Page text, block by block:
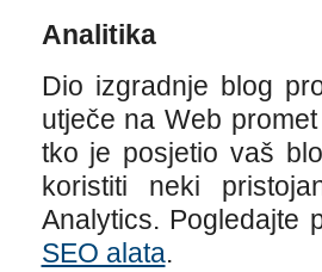
Analitika
Dio izgradnje blog
utječe na Web
tko je posjetio vaš
koristiti neki
Analytics. Pogledajte
SEO alata.